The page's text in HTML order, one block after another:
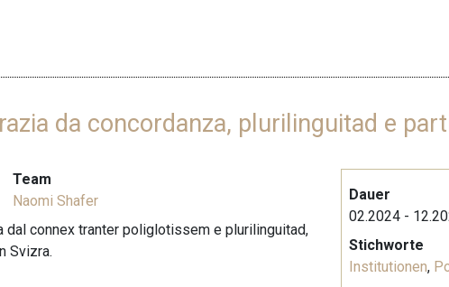
da concordanza, plurilinguitad e
Team
Naomi Shafer
dal connex tranter poliglotissem e plurilinguitad,
Svizra.
Dauer
02.2024 -
Stichworte
Institutionen,